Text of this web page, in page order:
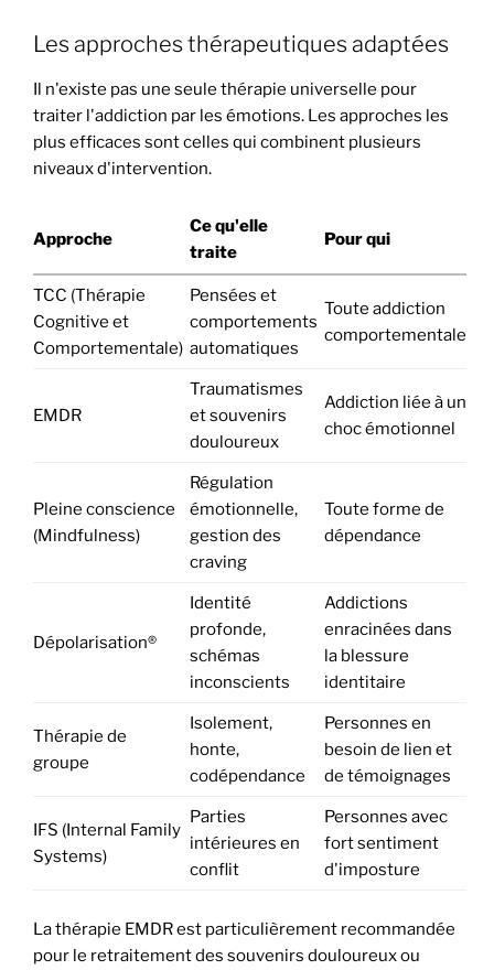
Les approches thérapeutiques adaptées
Il n'existe pas une seule thérapie universelle pour
traiter l'addiction par les émotions. Les approches les
plus efficaces sont celles qui combinent plusieurs
niveaux d'intervention.
Approche
Ce qu'elle
traite
Pour qui
TCC (Thérapie
Cognitive et
Comportementale)
Pensées et
comportements
automatiques
Toute addiction
comportementale
EMDR
Traumatismes
et souvenirs
douloureux
Addiction liée à un
choc émotionnel
Pleine conscience
(Mindfulness)
Régulation
émotionnelle,
gestion des
craving
Toute forme de
dépendance
Dépolarisation®
Identité
profonde,
schémas
inconscients
Addictions
enracinées dans
la blessure
identitaire
Thérapie de
groupe
Isolement,
honte,
codépendance
Personnes en
besoin de lien et
de témoignages
IFS (Internal Family
Systems)
Parties
intérieures en
conflit
Personnes avec
fort sentiment
d'imposture
La thérapie EMDR est particulièrement recommandée
pour le retraitement des souvenirs douloureux ou